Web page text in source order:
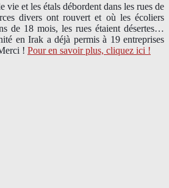
vie et les étals débordent dans les rues de
divers ont rouvert et où les écoliers
de 18 mois, les rues étaient désertes…
en Irak a déjà permis à 19 entreprises
! Pour en savoir plus, cliquez ici !